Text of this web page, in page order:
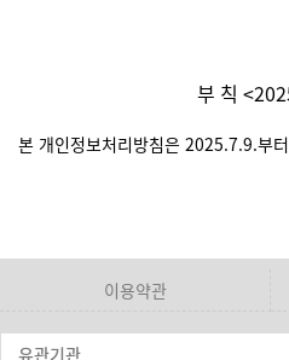
부 칙
본 개인정보처리방침은 2025.7.9.부
이용약관